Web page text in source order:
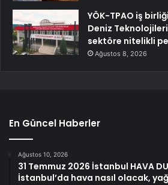
YÖK-TPAO iş
Deniz
sektöre nitelikli
Ağustos 8, 2026
En Güncel Haberler
Ağustos 10, 2026
31 Temmuz 2026 İstanbul HAVA
İstanbul’da hava nasıl olacak,